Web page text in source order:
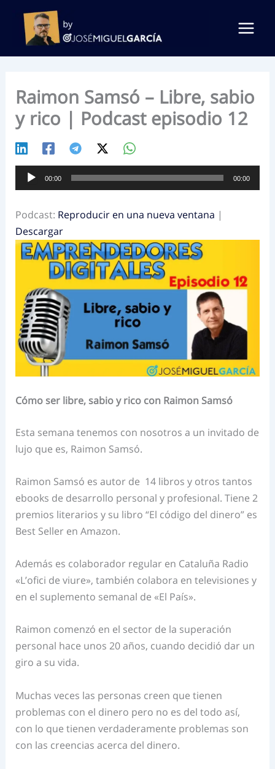
contenido
Raimon Samsó – Libre, sabio
y rico | Podcast episodio 12
Reproductor
de
00:00 00:00
Podcast: Reproducir en una nueva ventana |
Descargar
Cómo ser libre, sabio y rico con Raimon Samsó
Esta semana tenemos con nosotros a un invitado de
lujo que es, Raimon Samsó.
Raimon Samsó es autor de 14 libros y otros tantos
ebooks de desarrollo personal y profesional.Tiene 2
premios literarios y su libro “El código del dinero” es
Best Seller en Amazon.
Además es colaborador regular en Cataluña Radio
«L’ofici de viure», también colabora en televisiones y
en el suplemento semanal de «El País».
Raimon comenzó en el sector de la superación
personal hace unos 20 años, cuando decidió dar un
giro a su vida.
Muchas veces las personas creen que tienen
problemas con el dinero pero no es del todo así,
con lo que tienen verdaderamente problemas son
con las creencias acerca del dinero.